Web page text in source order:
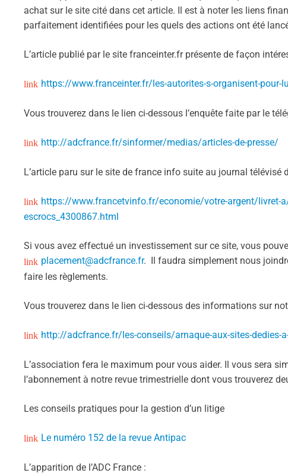
achat sur le site cité dans cet article. Il est à noter les liens
parfaitement identifiées pour les quels des actions ont été
L’article publié par le site franceinter.fr présente de façon
https://www.franceinter.fr/les-autorites-s-organisent-pour-
Vous trouverez dans le lien ci-dessous l’enquête faite par le
http://adcfrance.fr/sinformer/medias/articles-de-presse/
L’article paru sur le site de france info suite au journal télévisé
https://www.francetvinfo.fr/economie/votre-argent/livret-
escrocs_4300867.html
Si vous avez effectué un investissement sur ce site, vous
placement@adcfrance.fr. Il faudra simplement nous
faire les règlements.
Vous trouverez dans le lien ci-dessous des informations sur
http://adcfrance.fr/les-conseils/arnaque-aux-sites-dedies-
L’association fera le maximum pour vous aider. Il vous sera
l’abonnement à notre revue trimestrielle dont vous trouverez
Les conseils pratiques pour la gestion d’un litige
Le numéro 152 de la revue Antipac
L’apparition de l’ADC France :